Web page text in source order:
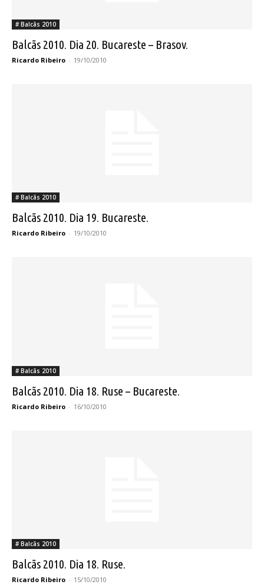
# Balcãs 2010
Balcãs 2010. Dia 20. Bucareste – Brasov.
Ricardo Ribeiro - 19/10/2010
# Balcãs 2010
Balcãs 2010. Dia 19. Bucareste.
Ricardo Ribeiro - 19/10/2010
# Balcãs 2010
Balcãs 2010. Dia 18. Ruse – Bucareste.
Ricardo Ribeiro - 16/10/2010
# Balcãs 2010
Balcãs 2010. Dia 18. Ruse.
Ricardo Ribeiro - 15/10/2010